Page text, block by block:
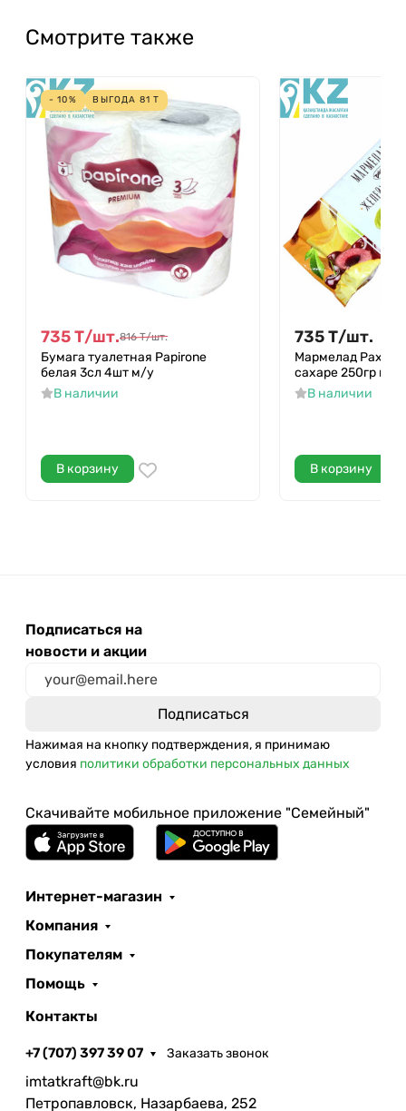
Смотрите также
- 10% ВЫГОДА 81 Т
735Т/шт.816 Т/шт.
Бумага туалетная Papirone
белая 3сл 4шт м/у
В наличии
В корзину
735Т/шт.
Мармелад Рахат
сахаре 250гр м/у
В наличии
В корзину
Подписаться на
новости и акции
Нажимая на кнопку подтверждения, я принимаю
условия политики обработки персональных данных
Скачивайте мобильное приложение "Семейный"
Интернет-магазин
Компания
Покупателям
Помощь
Контакты
+7 (707) 397 39 07 Заказать звонок
imtatkraft@bk.ru
Петропавловск, Назарбаева, 252